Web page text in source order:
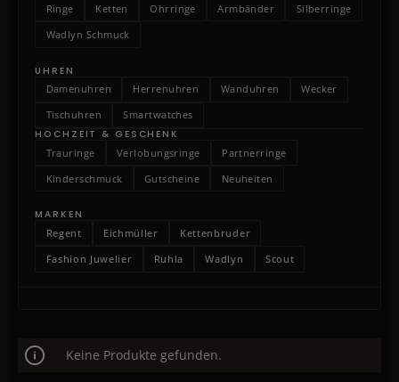
Ringe
Ketten Ohrringe Armbänder
Silberringe
Wadlyn Schmuck
UHREN
Damenuhren
Herrenuhren Wanduhren
Wecker
Tischuhren
Smartwatches
HOCHZEIT & GESCHENK
Trauringe
Verlobungsringe
Partnerringe
Kinderschmuck
Gutscheine Neuheiten
MARKEN
Regent
Eichmüller
Kettenbruder
Fashion Juwelier
Ruhla Wadlyn Scout
Keine Produkte gefunden.